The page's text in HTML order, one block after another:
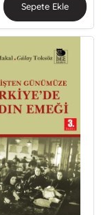
Sepete Ekle